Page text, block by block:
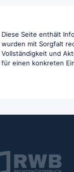
Diese Seite enthält
wurden mit Sorgfalt
Vollständigkeit und
für einen konkreten